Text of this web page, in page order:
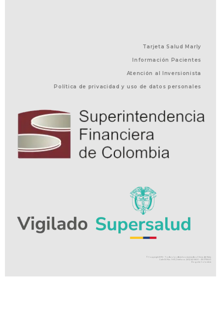
Tarjeta Salud Marly
Información Pacientes
Atención al Inversionista
Política de privacidad y uso de datos personales
© Copyright 2016 – Todos los derechos reservados Clínica de Marly
Calle 50 No. 9-67 |Teléfono (601) 343 6600 – 315 1775500
Bogotá, Colombia